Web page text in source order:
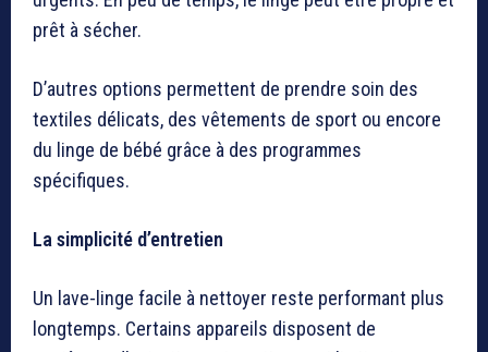
prêt à sécher.
D’autres options permettent de prendre soin des
textiles délicats, des vêtements de sport ou encore
du linge de bébé grâce à des programmes
spécifiques.
La simplicité d’entretien
Un lave-linge facile à nettoyer reste performant plus
longtemps. Certains appareils disposent de